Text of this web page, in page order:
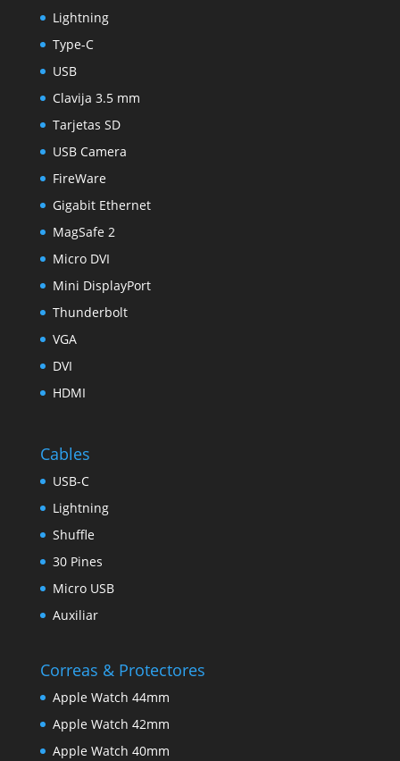
Lightning
Type-C
USB
Clavija 3.5 mm
Tarjetas SD
USB Camera
FireWare
Gigabit Ethernet
MagSafe 2
Micro DVI
Mini DisplayPort
Thunderbolt
VGA
DVI
HDMI
Cables
USB-C
Lightning
Shuffle
30 Pines
Micro USB
Auxiliar
Correas & Protectores
Apple Watch 44mm
Apple Watch 42mm
Apple Watch 40mm